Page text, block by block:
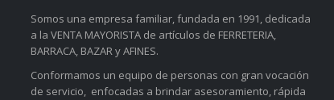
Somos una empresa familiar, fundada en 1991, dedicada
a la VENTA MAYORISTA de artículos de FERRETERIA,
BARRACA, BAZAR y AFINES.
Conformamos un equipo de personas con gran vocación
de servicio, enfocadas a brindar asesoramiento, rápida